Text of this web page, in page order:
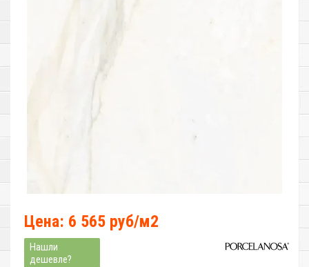
Цена: 6 565 руб/м2
Нашли
дешевле?